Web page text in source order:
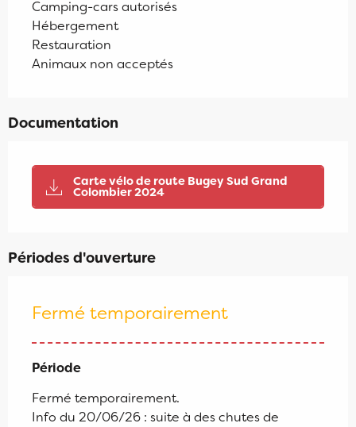
Camping-cars autorisés
Hébergement
Restauration
Animaux non acceptés
Documentation
Carte vélo de route Bugey Sud Grand
Colombier 2024
Périodes d'ouverture
Fermé temporairement
Période
Fermé temporairement.
Info du 20/06/26 : suite à des chutes de